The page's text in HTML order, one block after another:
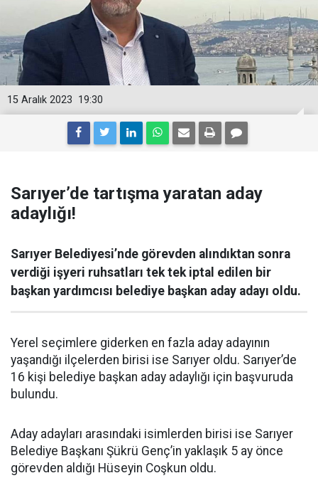
19:30
15 Aralık 2023
Sarıyer’de tartışma yaratan aday
adaylığı!
Sarıyer Belediyesi’nde görevden alındıktan sonra
verdiği işyeri ruhsatları tek tek iptal edilen bir
başkan yardımcısı belediye başkan aday adayı oldu.
Yerel seçimlere giderken en fazla aday adayının
yaşandığı ilçelerden birisi ise Sarıyer oldu. Sarıyer’de
16 kişi belediye başkan aday adaylığı için başvuruda
bulundu.
Aday adayları arasındaki isimlerden birisi ise Sarıyer
Belediye Başkanı Şükrü Genç’in yaklaşık 5 ay önce
görevden aldığı Hüseyin Coşkun oldu.